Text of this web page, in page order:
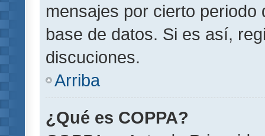
mensajes por cierto
base de datos. Si es así,
discuciones.
Arriba
¿Qué es COPPA?